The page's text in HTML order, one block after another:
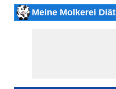
Meine Molkerei Diät